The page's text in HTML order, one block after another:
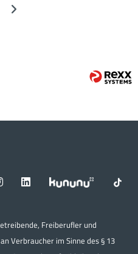
Freiberufler und
Verbraucher im Sinne des § 13